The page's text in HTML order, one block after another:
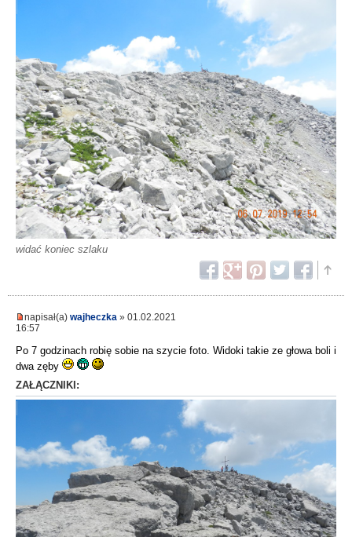
widać koniec szlaku
napisał(a) wajheczka » 01.02.2021
16:57
Po 7 godzinach robię sobie na szycie foto. Widoki takie ze głowa boli i
dwa zęby
ZAŁĄCZNIKI: